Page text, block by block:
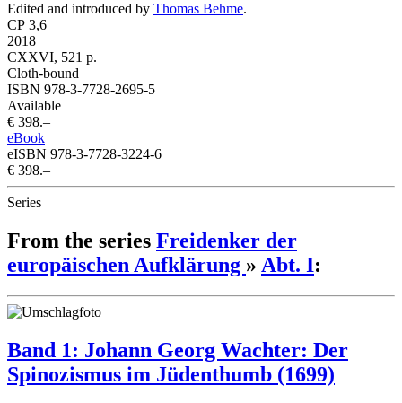
Edited and introduced by Thomas Behme.
CP 3,6
2018
CXXVI, 521 p.
Cloth-bound
ISBN 978-3-7728-2695-5
Available
€ 398.–
eBook
eISBN 978-3-7728-3224-6
€ 398.–
Series
From the series Freidenker der
europäischen Aufklärung » Abt. I:
Band 1: Johann Georg Wachter: Der
Spinozismus im Jüdenthumb (1699)